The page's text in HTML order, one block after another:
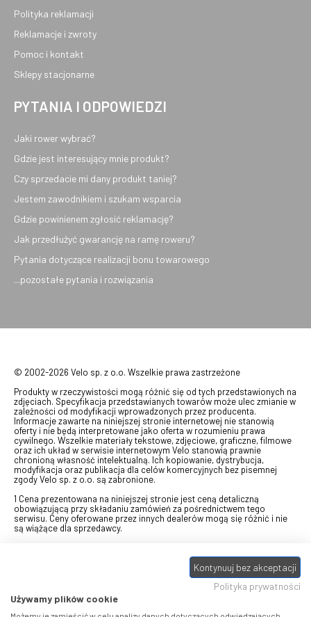
Polityka reklamacji
Reklamacje i zwroty
Pomoc i kontakt
Sklepy stacjonarne
PYTANIA I ODPOWIEDZI
Jaki rower wybrać?
Gdzie jest interesujący mnie produkt?
Czy sprzedacie mi dany produkt taniej?
Jestem zawodnikiem i szukam wsparcia
Gdzie powinienem zgłosić reklamację?
Jak przedłużyć gwarancję na ramę roweru?
Pytania dotyczące realizacji bonu towarowego
...pozostałe pytania i rozwiązania
© 2002-2026 Velo sp. z o.o. Wszelkie prawa zastrzeżone
Produkty w rzeczywistości mogą różnić się od tych przedstawionych na
zdjęciach. Specyfikacja przedstawianych towarów może ulec zmianie w
zależności od modyfikacji wprowadzonych przez producenta.
Informacje zawarte na niniejszej stronie internetowej nie stanowią
oferty i nie będą interpretowane jako oferta w rozumieniu prawa
cywilnego. Wszelkie materiały tekstowe, zdjęciowe, graficzne, filmowe
oraz ich układ w serwisie internetowym Velo stanowią prawnie
chronioną własność intelektualną. Ich kopiowanie, dystrybucja,
modyfikacja oraz publikacja dla celów komercyjnych bez pisemnej
zgody Velo sp. z o.o. są zabronione.
1 Cena prezentowana na niniejszej stronie jest ceną detaliczną
obowiązującą przy składaniu zamówień za pośrednictwem tego
serwisu. Ceny oferowane przez innych dealerów mogą się różnić i nie
są wiążące dla sprzedawcy.
swój bon" na towary z oferty VELO, aktualnie dostępnej na stronie
, w ramach sprzedaży premiowej. Dowiedz się jak
stronie promocji. Prezentowana wartość
eBonu uwzględnia fakt wyrażenia - w procesie rejestracji w Panelu
klienta- zgody na otrzymywanie drogą mailową informacji handlowo-
marketingowe, np. newsletter rowerowy. W przypadku braku zgody
Kontynuuj bez akceptacji
Polityka prywatności
Używamy plików cookie